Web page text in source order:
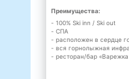
Светлана
Преимущества:
- 100% Ski inn / Ski out
- СПА
- расположен в сердце
- вся горнолыжная
- ресторан/бар